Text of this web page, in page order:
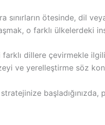
sınırların ötesinde, dil
o farklı ülkelerdeki
farklı dillere çevirmekle
ve yerelleştirme söz
stratejinize